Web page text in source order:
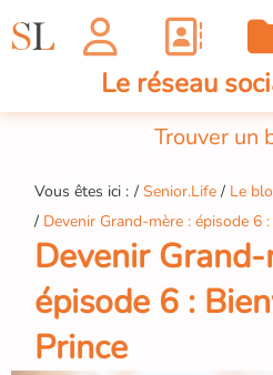
Le réseau
Trouver un
Vous êtes ici : Senior.Life
Le
Devenir Grand-mère : épisode 6
Devenir
épisode 6 :
Prince